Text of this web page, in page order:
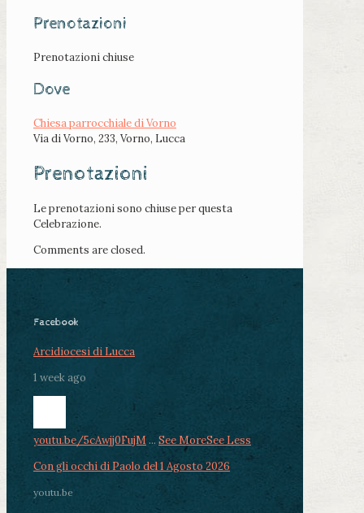
Prenotazioni
Prenotazioni chiuse
Dove
Chiesa parrocchiale di Vorno
Via di Vorno, 233, Vorno, Lucca
Prenotazioni
Le prenotazioni sono chiuse per questa
Celebrazione.
Comments are closed.
Facebook
Arcidiocesi di Lucca
1 week ago
youtu.be/5cAwjj0FujM ... See MoreSee Less
Con gli occhi di Paolo del 1 Agosto 2026
youtu.be